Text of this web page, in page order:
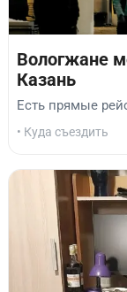
Вологжане
Казань
Есть прямые
• Куда съездить